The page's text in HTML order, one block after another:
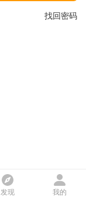
找回密码
发现 我的